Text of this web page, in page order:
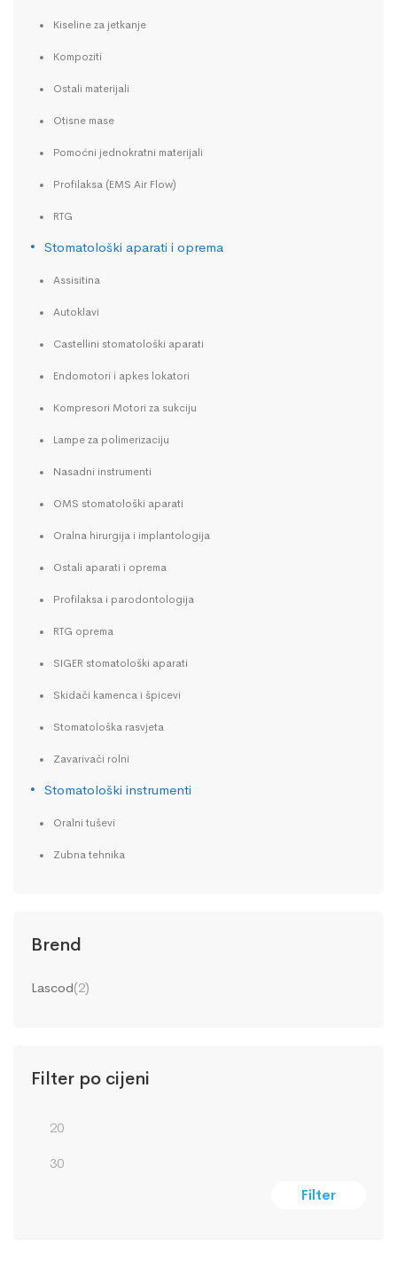
Kiseline za jetkanje
Kompoziti
Ostali materijali
Otisne mase
Pomoćni jednokratni materijali
Profilaksa (EMS Air Flow)
RTG
Stomatološki aparati i oprema
Assisitina
Autoklavi
Castellini stomatološki aparati
Endomotori i apkes lokatori
Kompresori Motori za sukciju
Lampe za polimerizaciju
Nasadni instrumenti
OMS stomatološki aparati
Oralna hirurgija i implantologija
Ostali aparati i oprema
Profilaksa i parodontologija
RTG oprema
SIGER stomatološki aparati
Skidači kamenca i špicevi
Stomatološka rasvjeta
Zavarivači rolni
Stomatološki instrumenti
Oralni tuševi
Zubna tehnika
Brend
Lascod(2)
Filter po cijeni
Filter